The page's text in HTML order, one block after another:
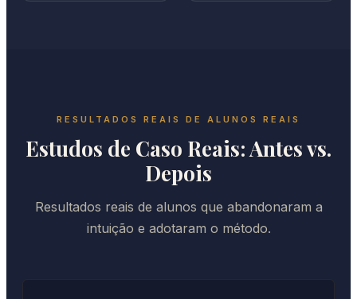
RESULTADOS REAIS DE ALUNOS REAIS
Estudos de Caso Reais: Antes vs.
Depois
Resultados reais de alunos que abandonaram a
intuição e adotaram o método.